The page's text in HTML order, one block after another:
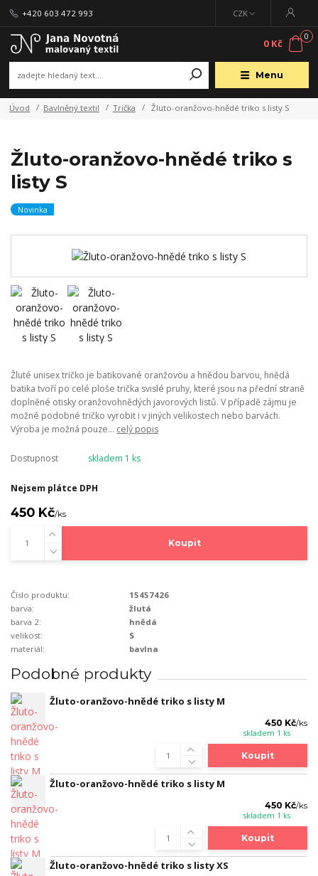
Menu
CZK
+420 603 472 993
0
0 Kč
Úvod Bavlněný textil Trička Žluto-oranžovo-hnědé triko s listy S
Žluto-oranžovo-hnědé triko s
listy S
Novinka
Žluté unisex tričko je batikované oranžovou a hnědou barvou, hnědá
batika tvoří po celé ploše trička svislé pruhy, které jsou na přední straně
doplněné otisky oranžovohnědých javorových listů. V případě zájmu je
možné podobné tričko vyrobit i v jiných velikostech nebo barvách.
Výroba je možná pouze... celý popis
Dostupnost skladem 1 ks
Nejsem plátce DPH
450 Kč/ks
Koupit
Číslo produktu:
15457426
barva:
žlutá
barva 2:
hnědá
velikost:
S
materiál:
bavlna
Podobné produkty
Žluto-oranžovo-hnědé triko s listy M
450 Kč/ks
skladem 1 ks
Koupit
Žluto-oranžovo-hnědé triko s listy M
450 Kč/ks
skladem 1 ks
Koupit
Žluto-oranžovo-hnědé triko s listy XS